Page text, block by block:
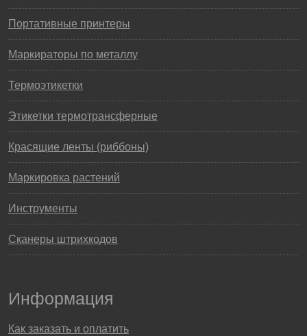
Портативные принтеры
Маркираторы по металлу
Термоэтикетки
Этикетки термотрансферные
Красящие ленты (риббоны)
Маркировка растений
Инструменты
Сканеры штрихкодов
Информация
Как заказать и оплатить